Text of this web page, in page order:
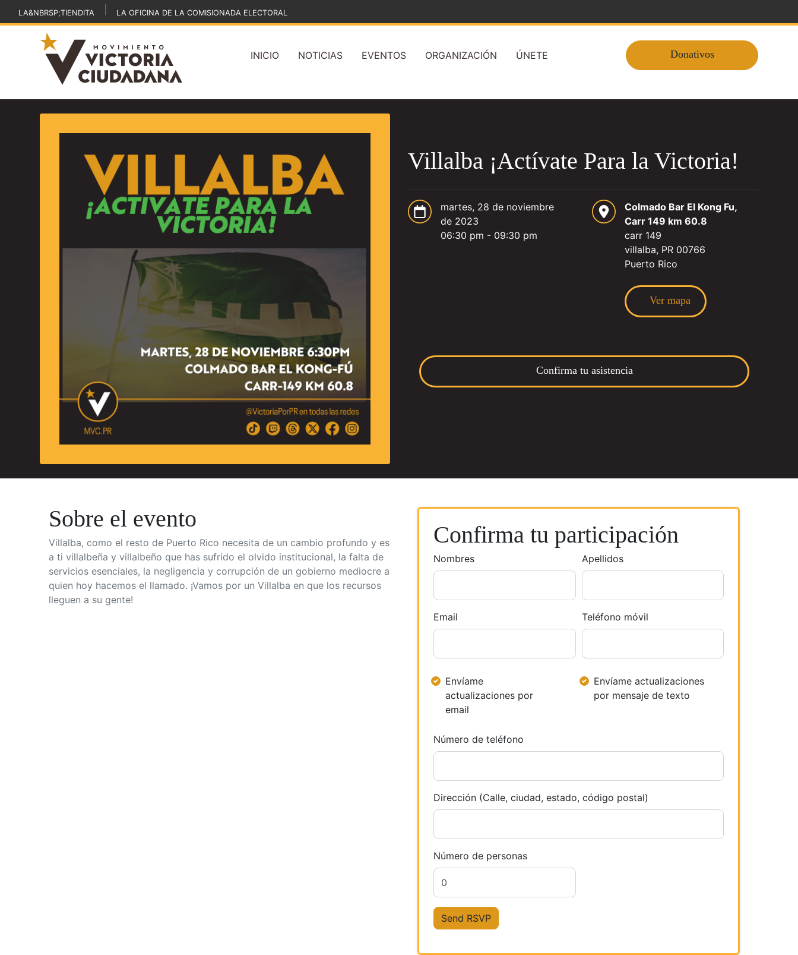
LA&NBRSP;TIENDITA LA OFICINA DE LA COMISIONADA ELECTORAL
INICIO NOTICIAS EVENTOS ORGANIZACIÓN ÚNETE Donativos
Villalba ¡Actívate Para la Victoria!
martes, 28 de noviembre
de 2023
06:30 pm - 09:30 pm
Colmado Bar El Kong Fu,
Carr 149 km 60.8
carr 149
villalba, PR 00766
Puerto Rico
Ver mapa
Confirma tu asistencia
Sobre el evento
Villalba, como el resto de Puerto Rico necesita de un cambio profundo y es
a ti villalbeña y villalbeño que has sufrido el olvido institucional, la falta de
servicios esenciales, la negligencia y corrupción de un gobierno mediocre a
quien hoy hacemos el llamado. ¡Vamos por un Villalba en que los recursos
lleguen a su gente!
Confirma tu participación
Nombres Apellidos
Email Teléfono móvil
Envíame
actualizaciones por
email
Envíame actualizaciones
por mensaje de texto
Número de teléfono
Dirección (Calle, ciudad, estado, código postal)
Número de personas